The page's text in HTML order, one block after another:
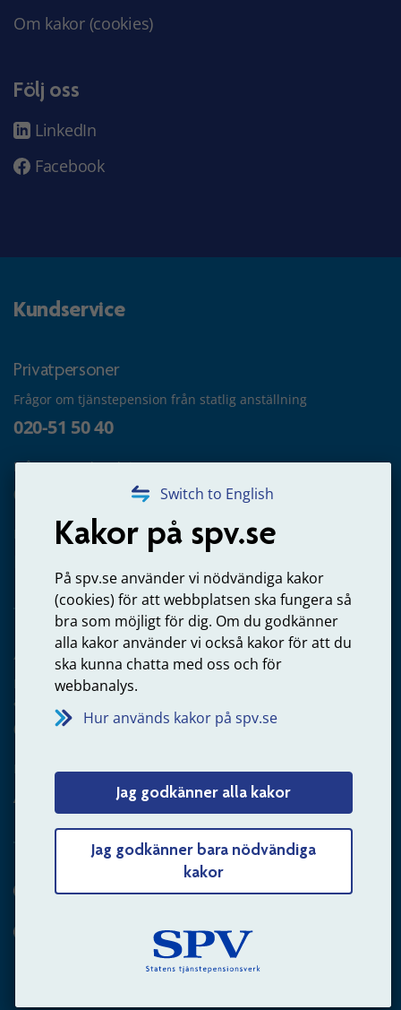
Switch to English
Kakor på spv.se
På spv.se använder vi nödvändiga kakor
(cookies) för att webbplatsen ska fungera så
bra som möjligt för dig. Om du godkänner
alla kakor använder vi också kakor för att du
ska kunna chatta med oss och för
webbanalys.
Hur används kakor på spv.se
Jag godkänner alla kakor
Jag godkänner bara nödvändiga
kakor
Om kakor (cookies)
Följ oss
LinkedIn
Facebook
Kundservice
Privatpersoner
Frågor om tjänstepension från statlig anställning
020-51 50 40
Frågor om utbetalning
020-65 00 65
Kontakta oss
Arbetsgivare
Frågor om administration av tjänstepension från statlig
anställning
060-18 75 03
Kontakta oss
Arbetsgivare – skicka mejl till oss
Hitta svaret på din fråga
Andra sätt att kontakta oss